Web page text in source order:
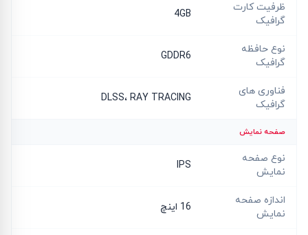
ظرفیت کارت
گرافیک
4GB
نوع حافظه
گرافیک
GDDR6
فناوری های
گرافیک
DLSS، RAY TRACING
صفحه نمایش
نوع صفحه
نمایش
IPS
اندازه صفحه
نمایش
16 اینچ